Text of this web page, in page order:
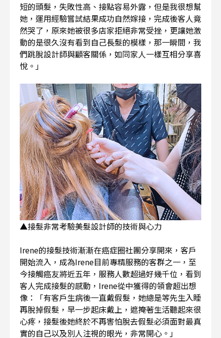
短的頭髮，失敗性高、接點容易外露，但是我很想幫
她，運用經驗嘗試結果成功自然嫁接，完成後客人竟
然哭了，原來她被很多店家拒絕非常受挫，更讓她激
動的是很久沒有看到自己長髮的模樣，那一瞬間，我
們跳脫設計師與顧客關係，如同家人一樣互相分享喜
悅。」
▲接髮非常考驗美髮設計師的技術與心力
Irene的接髮技術漸漸在癌症圈社團分享開來，客戶
開始流入，成為Irene目前專精服務的客群之一，至
今接觸癌友將近五年，服務人數超過好幾千位，看到
客人完成接髮的感動，Irene從中獲得的領會超出想
像：「有客戶生病後一直戴假髮，她總是等先生入睡
再脫掉假髮，早一步起床戴上，遮掩著生活聽起來很
心疼，接髮後她終於不再害怕脫去假髮必須面對最真
實的自己以及別人注視的眼光，非常開心。」